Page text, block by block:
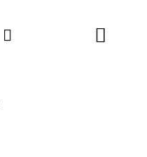
Search